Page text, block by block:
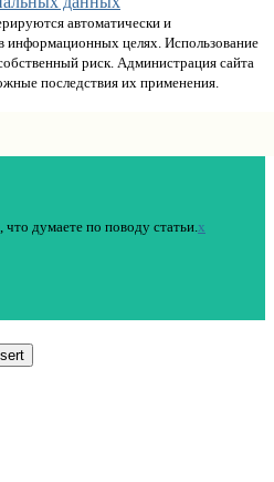
автоматически и
информационных целях. Использование
риск. Администрация сайта
последствия их применения.
думаете по поводу статьи. x